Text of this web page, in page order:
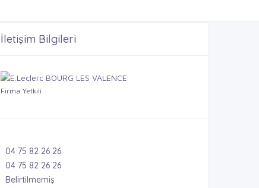
İletişim Bilgileri
Firma Yetkili
04 75 82 26 26
04 75 82 26 26
Belirtilmemiş